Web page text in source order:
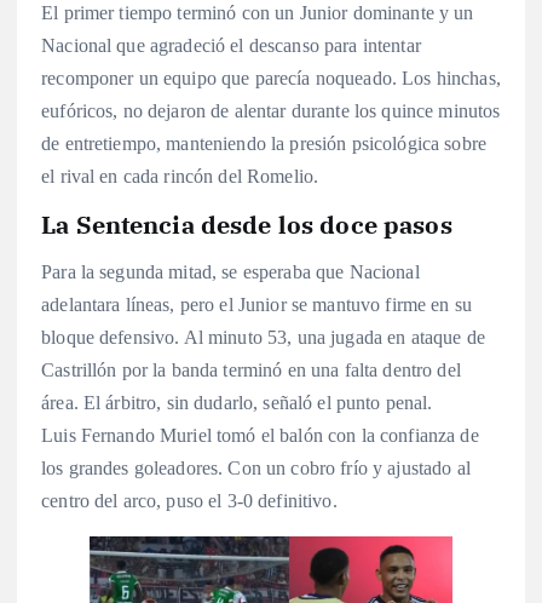
El primer tiempo terminó con un Junior dominante y un
Nacional que agradeció el descanso para intentar
recomponer un equipo que parecía noqueado. Los hinchas,
eufóricos, no dejaron de alentar durante los quince minutos
de entretiempo, manteniendo la presión psicológica sobre
el rival en cada rincón del Romelio.
La Sentencia desde los doce pasos
Para la segunda mitad, se esperaba que Nacional
adelantara líneas, pero el Junior se mantuvo firme en su
bloque defensivo. Al minuto 53, una jugada en ataque de
Castrillón por la banda terminó en una falta dentro del
área. El árbitro, sin dudarlo, señaló el punto penal.
Luis Fernando Muriel tomó el balón con la confianza de
los grandes goleadores. Con un cobro frío y ajustado al
centro del arco, puso el 3-0 definitivo.